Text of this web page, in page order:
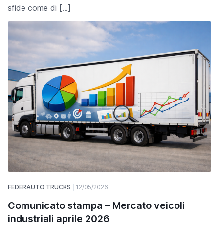
sfide come di […]
FEDERAUTO TRUCKS 12/05/2026
Comunicato stampa – Mercato veicoli
industriali aprile 2026